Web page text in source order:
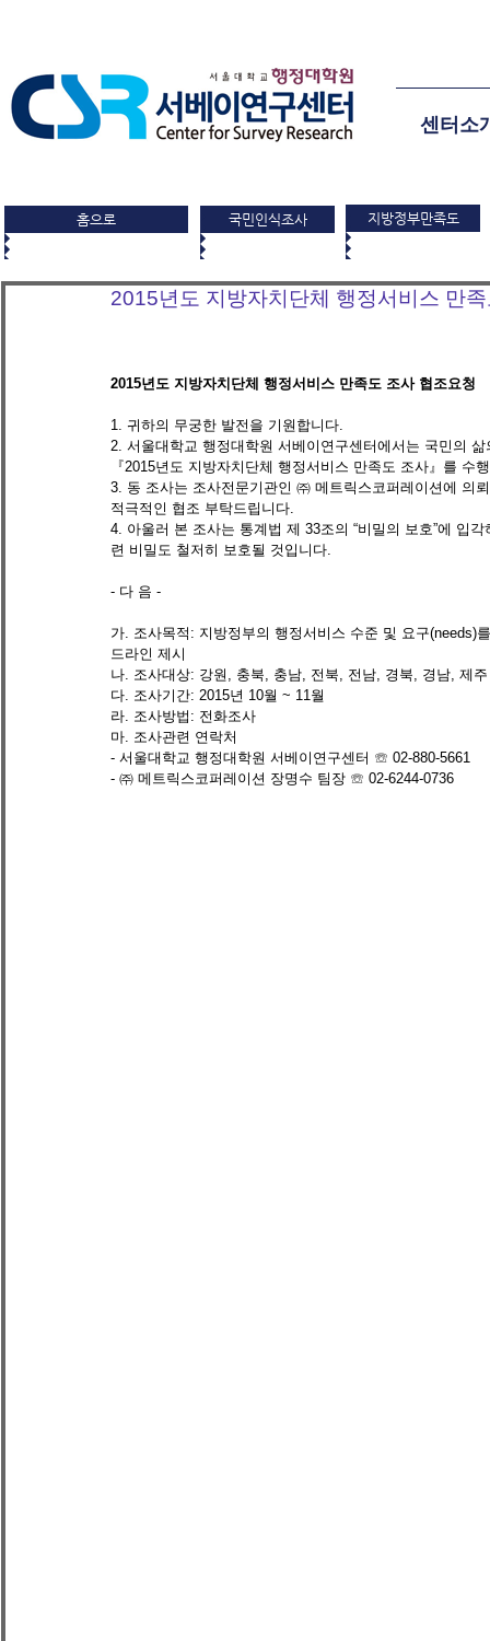
센터소
홈으로 국민인식조사 지방정부만족도
2015년도 지방자치단체 행정서비스 만
2015년도 지방자치단체 행정서비스 만족도 조사 협조요청
1. 귀하의 무궁한 발전을 기원합니다.
2. 서울대학교 행정대학원 서베이연구센터에서는 국민의
『2015년도 지방자치단체 행정서비스 만족도 조사』를 수
3. 동 조사는 조사전문기관인 ㈜ 메트릭스코퍼레이션에 의
적극적인 협조 부탁드립니다.
4. 아울러 본 조사는 통계법 제 33조의 “비밀의 보호”에 입
련 비밀도 철저히 보호될 것입니다.
- 다 음 -
가. 조사목적: 지방정부의 행정서비스 수준 및 요구(needs)
드라인 제시
나. 조사대상: 강원, 충북, 충남, 전북, 전남, 경북, 경남, 제
다. 조사기간: 2015년 10월 ~ 11월
라. 조사방법: 전화조사
마. 조사관련 연락처
- 서울대학교 행정대학원 서베이연구센터 ☏ 02-880-5661
- ㈜ 메트릭스코퍼레이션 장명수 팀장 ☏ 02-6244-0736